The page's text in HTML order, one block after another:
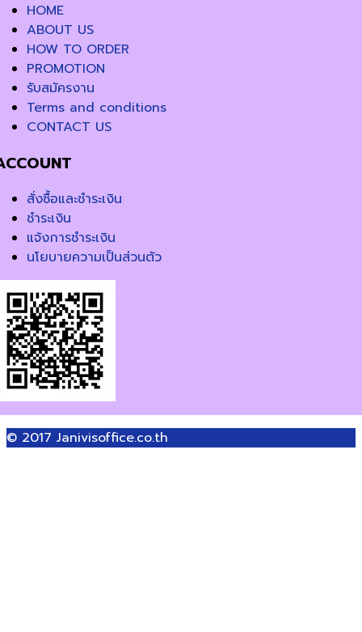
HOME
ABOUT US
HOW TO ORDER
PROMOTION
รับสมัครงาน
Terms and conditions
CONTACT US
สั่งซื้อและชำระเงิน
ชำระเงิน
แจ้งการชำระเงิน
นโยบายความเป็นส่วนตัว
© 2017 Janivisoffice.co.th